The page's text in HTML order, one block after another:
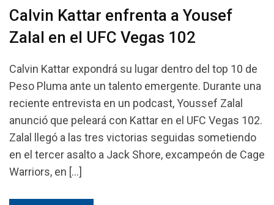
Calvin Kattar enfrenta a Yousef
Zalal en el UFC Vegas 102
Calvin Kattar expondrá su lugar dentro del top 10 de
Peso Pluma ante un talento emergente. Durante una
reciente entrevista en un podcast, Youssef Zalal
anunció que peleará con Kattar en el UFC Vegas 102.
Zalal llegó a las tres victorias seguidas sometiendo
en el tercer asalto a Jack Shore, excampeón de Cage
Warriors, en […]